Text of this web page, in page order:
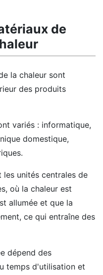
de
la chaleur sont
des produits
variés : informatique,
domestique,
les unités centrales de
où la chaleur est
allumée et que la
ce qui entraîne des
dépend des
temps d'utilisation et